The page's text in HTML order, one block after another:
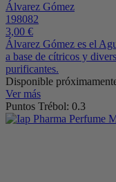
Álvarez Gómez
198082
3,00 €
Álvarez Gómez es el
a base de cítricos y
purificantes.
Disponible
Ver más
Puntos Trébol: 0.3